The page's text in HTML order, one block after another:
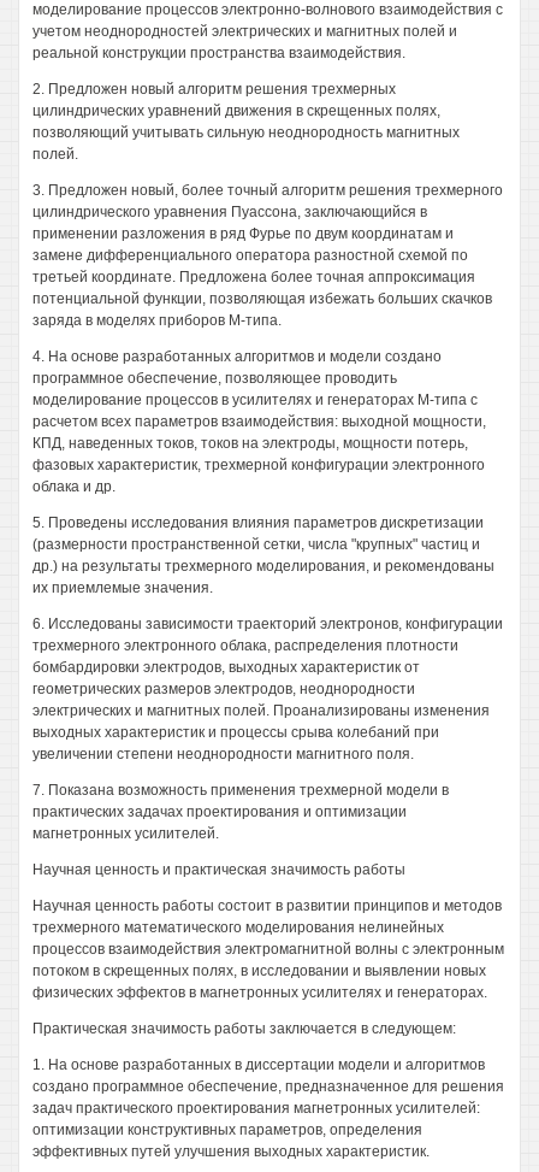
моделирование процессов электронно-волнового взаимодействия с
учетом неоднородностей электрических и магнитных полей и
реальной конструкции пространства взаимодействия.
2. Предложен новый алгоритм решения трехмерных
цилиндрических уравнений движения в скрещенных полях,
позволяющий учитывать сильную неоднородность магнитных
полей.
3. Предложен новый, более точный алгоритм решения трехмерного
цилиндрического уравнения Пуассона, заключающийся в
применении разложения в ряд Фурье по двум координатам и
замене дифференциального оператора разностной схемой по
третьей координате. Предложена более точная аппроксимация
потенциальной функции, позволяющая избежать больших скачков
заряда в моделях приборов М-типа.
4. На основе разработанных алгоритмов и модели создано
программное обеспечение, позволяющее проводить
моделирование процессов в усилителях и генераторах М-типа с
расчетом всех параметров взаимодействия: выходной мощности,
КПД, наведенных токов, токов на электроды, мощности потерь,
фазовых характеристик, трехмерной конфигурации электронного
облака и др.
5. Проведены исследования влияния параметров дискретизации
(размерности пространственной сетки, числа "крупных" частиц и
др.) на результаты трехмерного моделирования, и рекомендованы
их приемлемые значения.
6. Исследованы зависимости траекторий электронов, конфигурации
трехмерного электронного облака, распределения плотности
бомбардировки электродов, выходных характеристик от
геометрических размеров электродов, неоднородности
электрических и магнитных полей. Проанализированы изменения
выходных характеристик и процессы срыва колебаний при
увеличении степени неоднородности магнитного поля.
7. Показана возможность применения трехмерной модели в
практических задачах проектирования и оптимизации
магнетронных усилителей.
Научная ценность и практическая значимость работы
Научная ценность работы состоит в развитии принципов и методов
трехмерного математического моделирования нелинейных
процессов взаимодействия электромагнитной волны с электронным
потоком в скрещенных полях, в исследовании и выявлении новых
физических эффектов в магнетронных усилителях и генераторах.
Практическая значимость работы заключается в следующем:
1. На основе разработанных в диссертации модели и алгоритмов
создано программное обеспечение, предназначенное для решения
задач практического проектирования магнетронных усилителей:
оптимизации конструктивных параметров, определения
эффективных путей улучшения выходных характеристик.